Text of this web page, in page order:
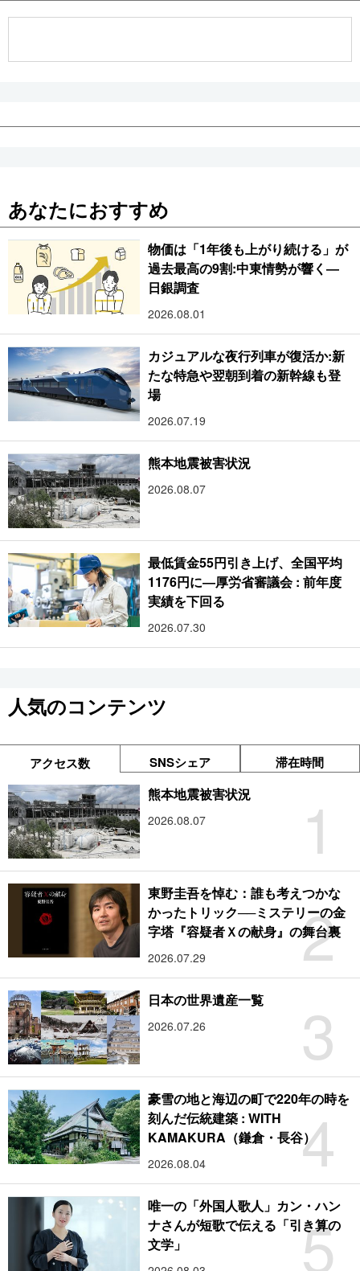
あなたにおすすめ
物価は「1年後も上がり続ける」が
過去最高の9割:中東情勢が響く―
日銀調査
2026.08.01
カジュアルな夜行列車が復活か:新
たな特急や翌朝到着の新幹線も登
場
2026.07.19
熊本地震被害状況
2026.08.07
最低賃金55円引き上げ、全国平均
1176円に―厚労省審議会 : 前年度
実績を下回る
2026.07.30
人気のコンテンツ
アクセス数 SNSシェア 滞在時間
1
熊本地震被害状況
2026.08.07
2
東野圭吾を悼む：誰も考えつかな
かったトリック──ミステリーの金
字塔『容疑者Ｘの献身』の舞台裏
2026.07.29
3
日本の世界遺産一覧
2026.07.26
4
豪雪の地と海辺の町で220年の時を
刻んだ伝統建築 : WITH
KAMAKURA（鎌倉・長谷）
2026.08.04
5
唯一の「外国人歌人」カン・ハン
ナさんが短歌で伝える「引き算の
文学」